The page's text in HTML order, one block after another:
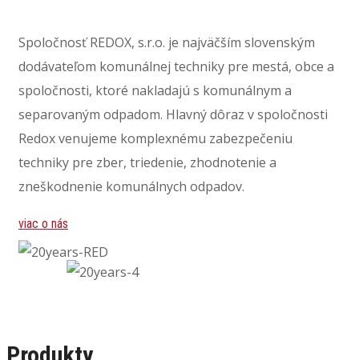
Spoločnosť REDOX, s.r.o. je najväčším slovenským
dodávateľom komunálnej techniky pre mestá, obce a
spoločnosti, ktoré nakladajú s komunálnym a
separovaným odpadom. Hlavný dôraz v spoločnosti
Redox venujeme komplexnému zabezpečeniu
techniky pre zber, triedenie, zhodnotenie a
zneškodnenie komunálnych odpadov.
viac o nás